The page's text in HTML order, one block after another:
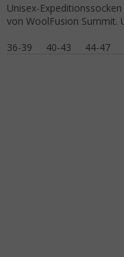
Unisex-
von WoolFusion Summit.
36-39
40-43 44-47